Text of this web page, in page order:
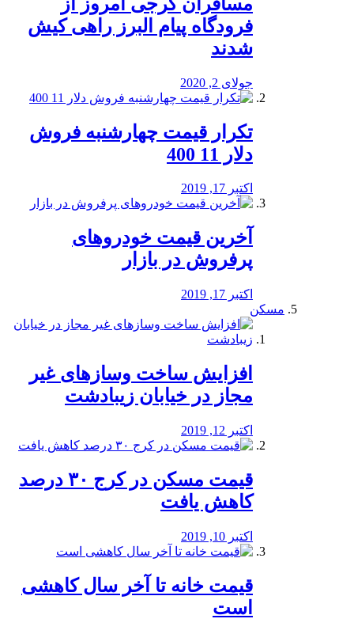
فرودگاه پیام البرز راهی کیش
شدند
جولای 2, 2020
تکرار قیمت چهارشنبه فروش
دلار 11 400
اکتبر 17, 2019
آخرین قیمت خودرو‌های
پرفروش در بازار
اکتبر 17, 2019
مسکن
افزایش ساخت وسازهای غیر
مجاز در خیابان زیبادشت
اکتبر 12, 2019
️قیمت مسکن در کرج ۳۰ درصد
کاهش یافت
اکتبر 10, 2019
قیمت خانه تا آخر سال کاهشی
است